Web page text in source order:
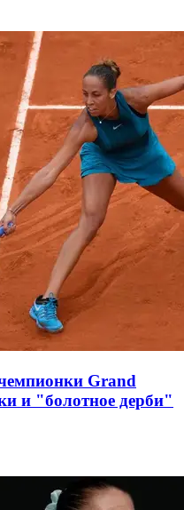
Grand
и "болотное дерби"